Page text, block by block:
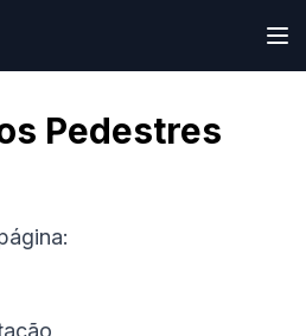
Pedestres